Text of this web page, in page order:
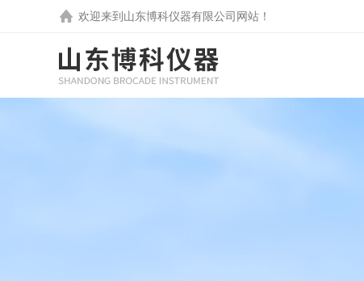
欢迎来到 山东博科仪器有限公司 网站！